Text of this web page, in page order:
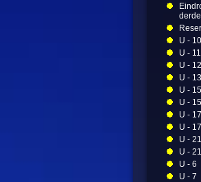
U - 10
U - 11
U - 12
U - 13
U - 15
U -
U - 17
U -
U - 21
U -
U - 6
U - 7